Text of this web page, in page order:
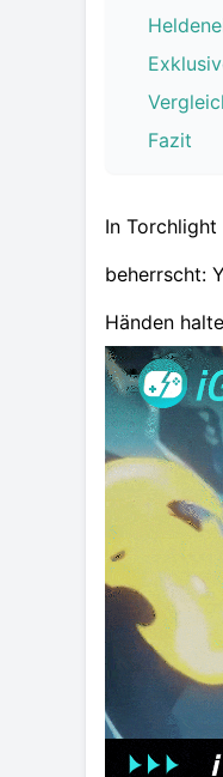
Fazit
In
beherrscht:
Händen